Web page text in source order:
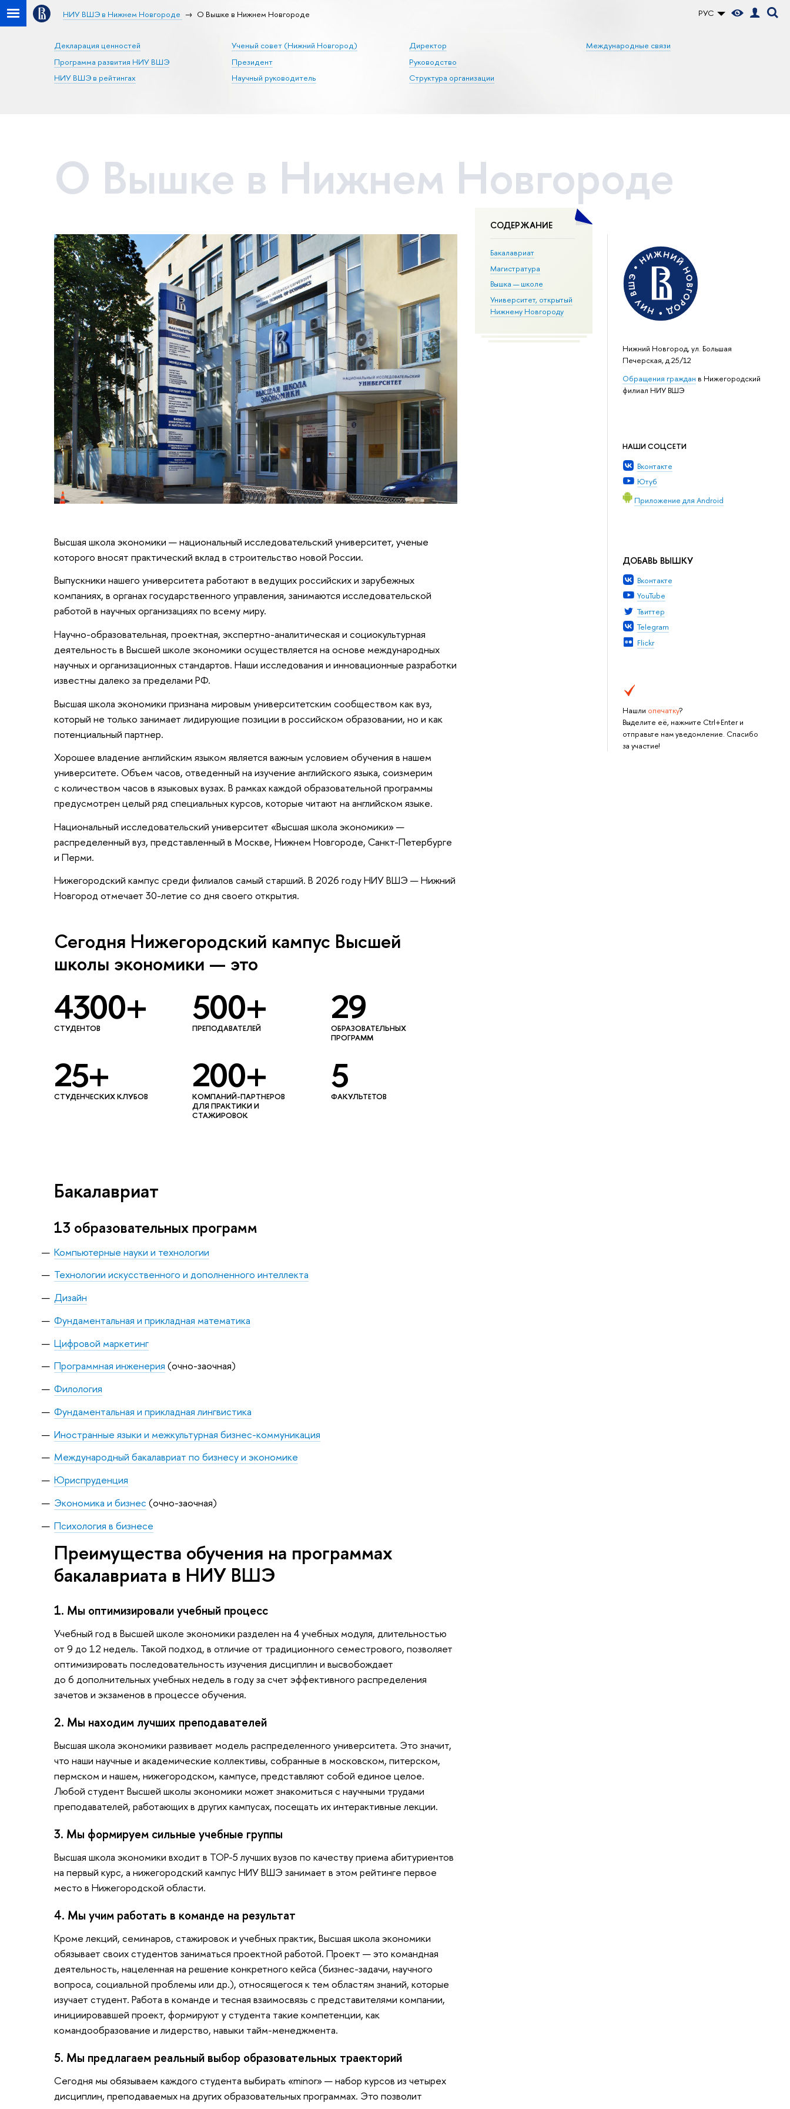
РУС
НИУ ВШЭ в Нижнем Новгороде О Вышке в Нижнем Новгороде
Декларация ценностей
Программа развития НИУ ВШЭ
НИУ ВШЭ в рейтингах
Ученый совет (Нижний Новгород)
Президент
Научный руководитель
Директор
Руководство
Структура организации
Международные связи
О Вышке в Нижнем Новгороде
СОДЕРЖАНИЕ
Бакалавриат
Магистратура
Вышка — школе
Университет, открытый
Нижнему Новгороду
Нижний Новгород, ул. Большая
Печерская, д.25/12
Обращения граждан в Нижегородский
филиал НИУ ВШЭ
НАШИ СОЦСЕТИ
Вконтакте
Ютуб
Приложение для Android
ДОБАВЬ ВЫШКУ
Вконтакте
YouTube
Твиттер
Telegram
Flickr
Нашли опечатку?
Выделите её, нажмите Ctrl+Enter и
отправьте нам уведомление. Спасибо
за участие!
Высшая школа экономики — национальный исследовательский университет, ученые
которого вносят практический вклад в строительство новой России.
Выпускники нашего университета работают в ведущих российских и зарубежных
компаниях, в органах государственного управления, занимаются исследовательской
работой в научных организациях по всему миру.
Научно-образовательная, проектная, экспертно-аналитическая и социокультурная
деятельность в Высшей школе экономики осуществляется на основе международных
научных и организационных стандартов. Наши исследования и инновационные разработки
известны далеко за пределами РФ.
Высшая школа экономики признана мировым университетским сообществом как вуз,
который не только занимает лидирующие позиции в российском образовании, но и как
потенциальный партнер.
Хорошее владение английским языком является важным условием обучения в нашем
университете. Объем часов, отведенный на изучение английского языка, соизмерим
с количеством часов в языковых вузах. В рамках каждой образовательной программы
предусмотрен целый ряд специальных курсов, которые читают на английском языке.
Национальный исследовательский университет «Высшая школа экономики» —
распределенный вуз, представленный в Москве, Нижнем Новгороде, Санкт-Петербурге
и Перми.
Нижегородский кампус среди филиалов самый старший. В 2026 году НИУ ВШЭ — Нижний
Новгород отмечает 30-летие со дня своего открытия.
Сегодня Нижегородский кампус Высшей
школы экономики — это
4300+
СТУДЕНТОВ 500+
ПРЕПОДАВАТЕЛЕЙ 29
ОБРАЗОВАТЕЛЬНЫХ
ПРОГРАММ
25+
СТУДЕНЧЕСКИХ КЛУБОВ 200+
КОМПАНИЙ-ПАРТНЕРОВ
ДЛЯ ПРАКТИКИ И
СТАЖИРОВОК
5
ФАКУЛЬТЕТОВ
Бакалавриат
13 образовательных программ
Компьютерные науки и технологии
Технологии искусственного и дополненного интеллекта
Дизайн
Фундаментальная и прикладная математика
Цифровой маркетинг
Программная инженерия (очно-заочная)
Филология
Фундаментальная и прикладная лингвистика
Иностранные языки и межкультурная бизнес-коммуникация
Международный бакалавриат по бизнесу и экономике
Юриспруденция
Экономика и бизнес (очно-заочная)
Психология в бизнесе
Преимущества обучения на программах
бакалавриата в НИУ ВШЭ
1. Мы оптимизировали учебный процесс
Учебный год в Высшей школе экономики разделен на 4 учебных модуля, длительностью
от 9 до 12 недель. Такой подход, в отличие от традиционного семестрового, позволяет
оптимизировать последовательность изучения дисциплин и высвобождает
до 6 дополнительных учебных недель в году за счет эффективного распределения
зачетов и экзаменов в процессе обучения.
2. Мы находим лучших преподавателей
Высшая школа экономики развивает модель распределенного университета. Это значит,
что наши научные и академические коллективы, собранные в московском, питерском,
пермском и нашем, нижегородском, кампусе, представляют собой единое целое.
Любой студент Высшей школы экономики может знакомиться с научными трудами
преподавателей, работающих в других кампусах, посещать их интерактивные лекции.
3. Мы формируем сильные учебные группы
Высшая школа экономики входит в TOP-5 лучших вузов по качеству приема абитуриентов
на первый курс, а нижегородский кампус НИУ ВШЭ занимает в этом рейтинге первое
место в Нижегородской области.
4. Мы учим работать в команде на результат
Кроме лекций, семинаров, стажировок и учебных практик, Высшая школа экономики
обязывает своих студентов заниматься проектной работой. Проект — это командная
деятельность, нацеленная на решение конкретного кейса (бизнес-задачи, научного
вопроса, социальной проблемы или др.), относящегося к тем областям знаний, которые
изучает студент. Работа в команде и тесная взаимосвязь с представителями компании,
инициировавшей проект, формируют у студента такие компетенции, как
командообразование и лидерство, навыки тайм-менеджмента.
5. Мы предлагаем реальный выбор образовательных траекторий
Сегодня мы обязываем каждого студента выбирать «minor» — набор курсов из четырех
дисциплин, преподаваемых на других образовательных программах. Это позволит